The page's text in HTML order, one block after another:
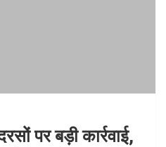
पर बड़ी कार्रवाई,